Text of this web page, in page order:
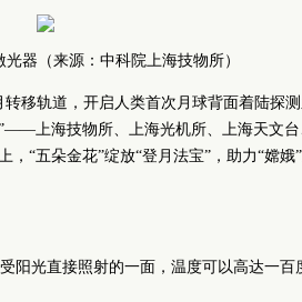
器（来源：中科院上海技物所）
移轨道，开启人类首次月球背面着陆探
上海技物所、上海光机所、上海天文
“五朵金花”绽放“登月法宝”，助力“嫦娥
阳光直接照射的一面，温度可以高达一百